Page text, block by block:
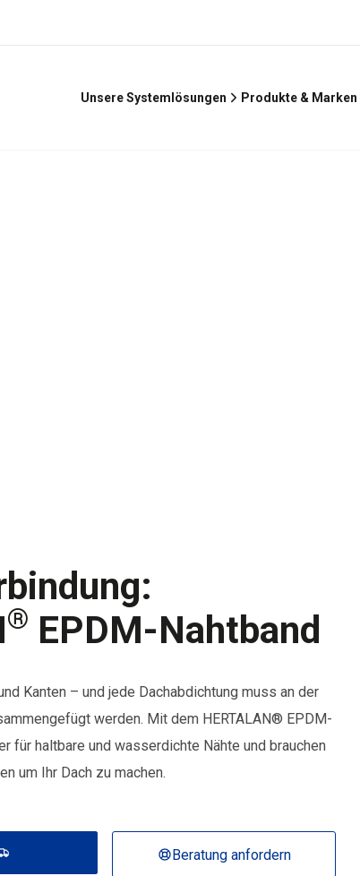
Unsere Systemlösungen Produkte & Marken
® EPDM-Nahtband
Kanten – und jede Dachabdichtung muss an der
werden. Mit dem HERTALAN® EPDM-
für haltbare und wasserdichte Nähte und brauchen
um Ihr Dach zu machen.
Beratung anfordern